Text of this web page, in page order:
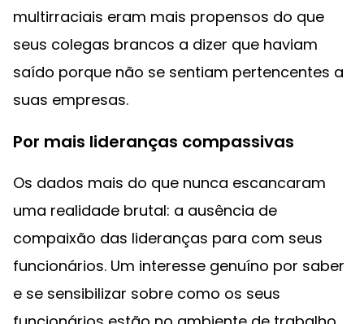
multirraciais eram mais propensos do que
seus colegas brancos a dizer que haviam
saído porque não se sentiam pertencentes a
suas empresas.
Por mais lideranças compassivas
Os dados mais do que nunca escancaram
uma realidade brutal: a ausência de
compaixão das lideranças para com seus
funcionários. Um interesse genuíno por saber
e se sensibilizar sobre como os seus